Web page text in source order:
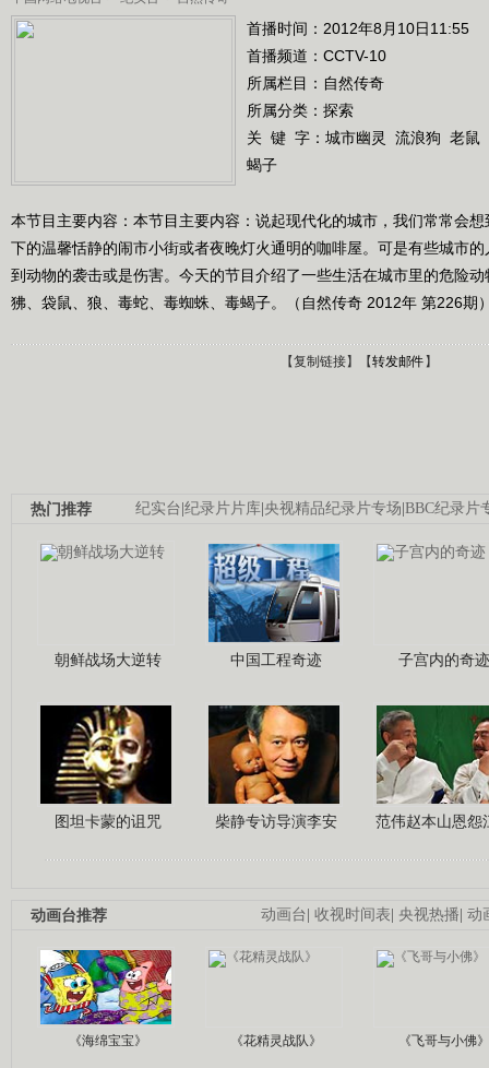
首播时间：2012年8月10日11:55
首播频道： CCTV-10
所属栏目： 自然传奇
所属分类：探索
关 键 字： 城市幽灵 流浪狗 老鼠
蝎子
本节目主要内容：本节目主要内容：说起现代化的城市，我们常常会
下的温馨恬静的闹市小街或者夜晚灯火通明的咖啡屋。可是有些城市
到动物的袭击或是伤害。今天的节目介绍了一些生活在城市里的危险
狒、袋鼠、狼、毒蛇、毒蜘蛛、毒蝎子。（自然传奇 2012年 第226期
【复制链接】【转发邮件】
纪实台|纪录片片库|央视精品纪录片专场|BBC纪录片
热门推荐
朝鲜战场大逆转 中国工程奇迹 子宫内的奇迹
图坦卡蒙的诅咒 柴静专访导演李安 范伟赵本山恩怨
动画台| 收视时间表| 央视热播| 动
动画台推荐
《海绵宝宝》 《花精灵战队》 《飞哥与小佛》